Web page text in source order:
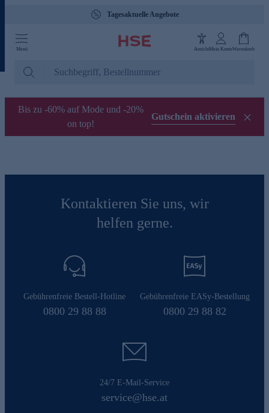
Tagesaktuelle Angebote
Menü AnsichtMein KontoWarenkorb
Bis zu -60% auf Mode und -20%
on top!
Gutschein aktivieren
Kontaktieren Sie uns, wir
helfen gerne.
Gebührenfreie Bestell-Hotline
0800 29 88 88
Gebührenfreie EASy-Bestellung
0800 29 88 82
24/7 E-Mail-Service
service@hse.at